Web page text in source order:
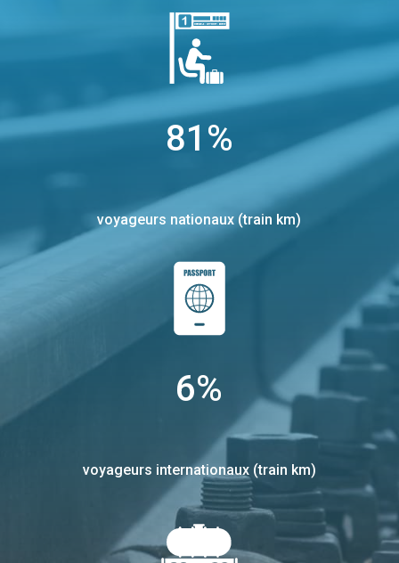
81 %
voyageurs nationaux (train km)
6%
voyageurs internationaux (train km)